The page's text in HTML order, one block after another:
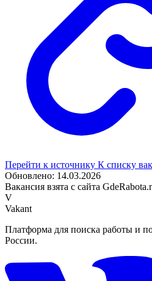
Перейти к источнику К списку
Обновлено: 14.03.2026
Вакансия взята с сайта
V
Vakant
Платформа для поиска работы и
России.